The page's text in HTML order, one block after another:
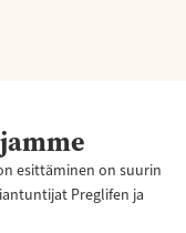
esittäminen on suurin
Preglifen ja